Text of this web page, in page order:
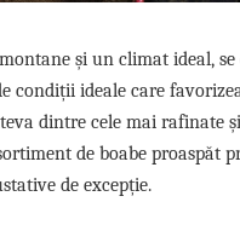
și un climat ideal,
condiții ideale care
dintre cele mai rafinate
de boabe
de excepție.